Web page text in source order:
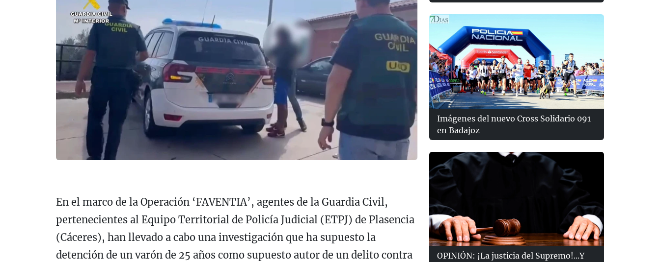
En el marco de la Operación ‘FAVENTIA’, agentes de la Guardia Civil,
pertenecientes al Equipo Territorial de Policía Judicial (ETPJ) de Plasencia
(Cáceres), han llevado a cabo una investigación que ha supuesto la
detención de un varón de 25 años como supuesto autor de un delito contra
Imágenes del nuevo Cross Solidario 091
en Badajoz
OPINIÓN: ¡La justicia del Supremo!...Y